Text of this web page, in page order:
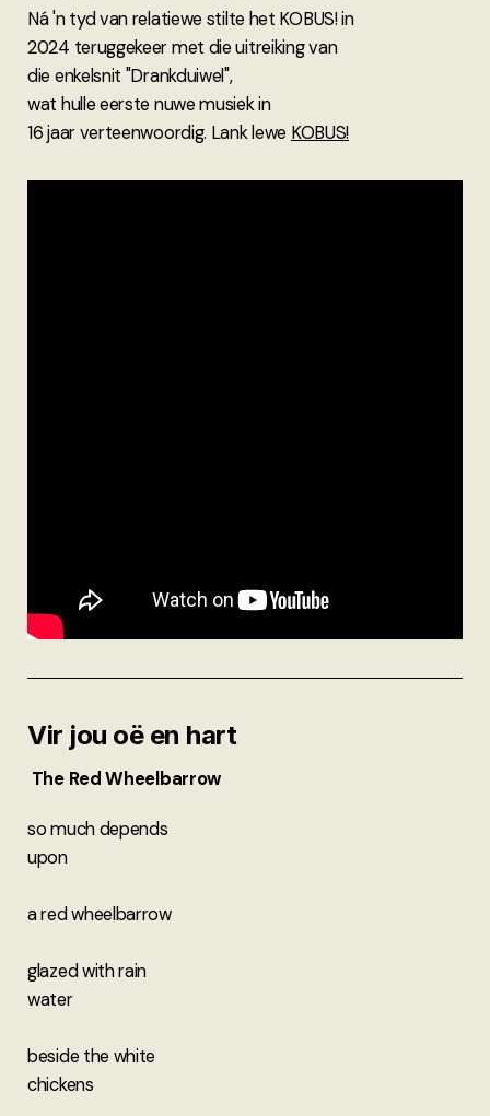
Ná 'n tyd van relatiewe stilte het KOBUS! in
2024 teruggekeer met die uitreiking van
die enkelsnit "Drankduiwel",
wat hulle eerste nuwe musiek in
16 jaar verteenwoordig. Lank lewe KOBUS!
Vir jou oë en hart
The Red Wheelbarrow
so much depends
upon
a red wheelbarrow
glazed with rain
water
beside the white
chickens